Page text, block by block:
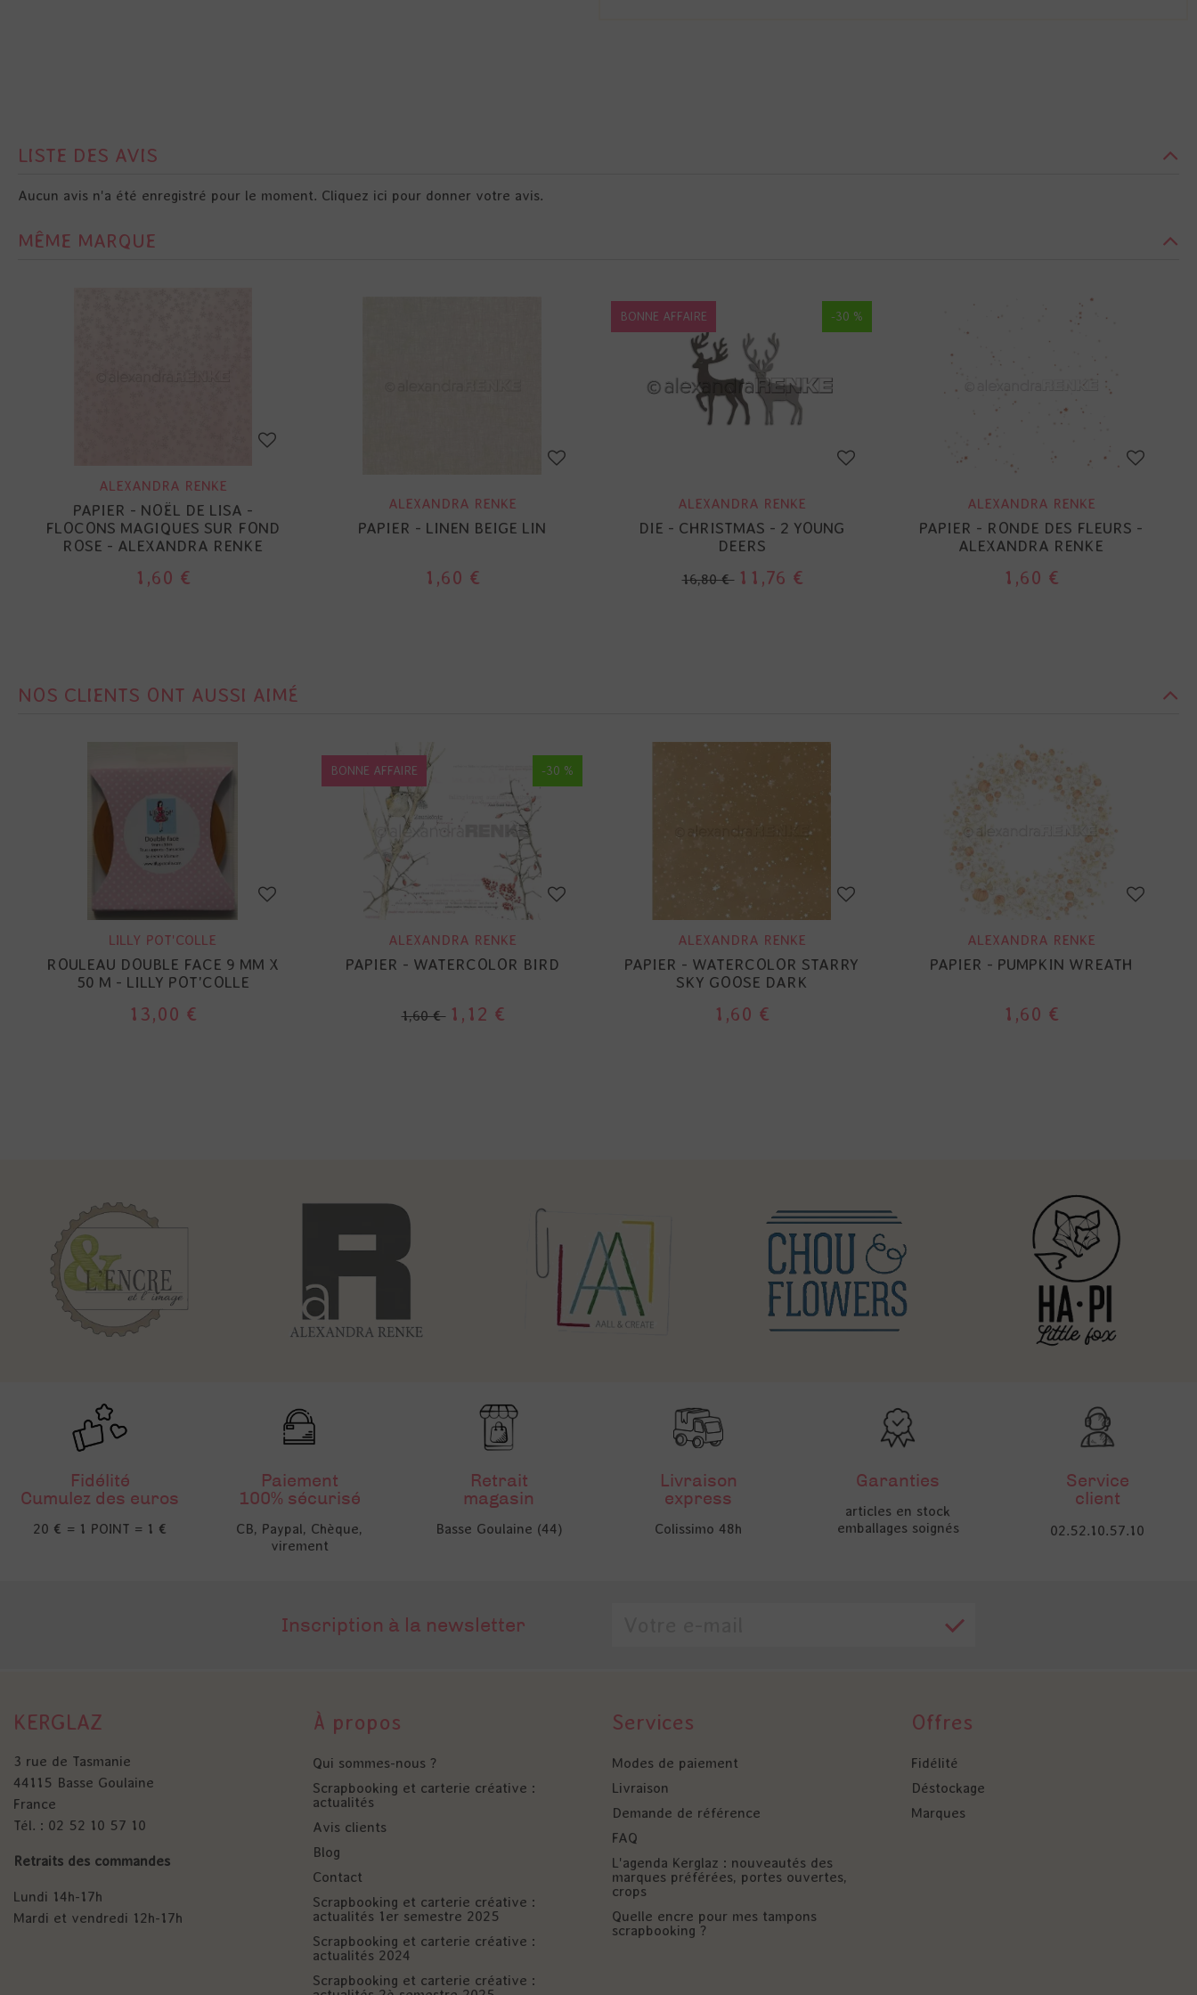
LISTE DES AVIS
Aucun avis n'a été enregistré pour le moment. Cliquez ici pour donner votre avis.
MÊME MARQUE
ALEXANDRA RENKE
PAPIER - NOËL DE LISA -
FLOCONS MAGIQUES SUR FOND
ROSE - ALEXANDRA RENKE
1,60 €
ALEXANDRA RENKE
PAPIER - LINEN BEIGE LIN
1,60 €
BONNE AFFAIRE -30 %
ALEXANDRA RENKE
DIE - CHRISTMAS - 2 YOUNG
DEERS
16,80 € 11,76 €
ALEXANDRA RENKE
PAPIER - RONDE DES FLEURS -
ALEXANDRA RENKE
1,60 €
NOS CLIENTS ONT AUSSI AIMÉ
LILLY POT'COLLE
ROULEAU DOUBLE FACE 9 MM X
50 M - LILLY POT'COLLE
13,00 €
BONNE AFFAIRE -30 %
ALEXANDRA RENKE
PAPIER - WATERCOLOR BIRD
1,60 € 1,12 €
ALEXANDRA RENKE
PAPIER - WATERCOLOR STARRY
SKY GOOSE DARK
1,60 €
ALEXANDRA RENKE
PAPIER - PUMPKIN WREATH
1,60 €
Fidélité
Cumulez des euros
20 € = 1 POINT = 1 €
Paiement
100% sécurisé
CB, Paypal, Chèque,
virement
Retrait
magasin
Basse Goulaine (44)
Livraison
express
Colissimo 48h
Garanties
articles en stock
emballages soignés
Service
client
02.52.10.57.10
Inscription à la newsletter
KERGLAZ
3 rue de Tasmanie
44115 Basse Goulaine
France
Tél. : 02 52 10 57 10
Retraits des commandes
Lundi 14h-17h
Mardi et vendredi 12h-17h
À propos
Qui sommes-nous ?
Scrapbooking et carterie créative :
actualités
Avis clients
Blog
Contact
Scrapbooking et carterie créative :
actualités 1er semestre 2025
Scrapbooking et carterie créative :
actualités 2024
Scrapbooking et carterie créative :
Services
Modes de paiement
Livraison
Demande de référence
FAQ
L'agenda Kerglaz : nouveautés des
marques préférées, portes ouvertes,
crops
Quelle encre pour mes tampons
scrapbooking ?
Offres
Fidélité
Déstockage
Marques